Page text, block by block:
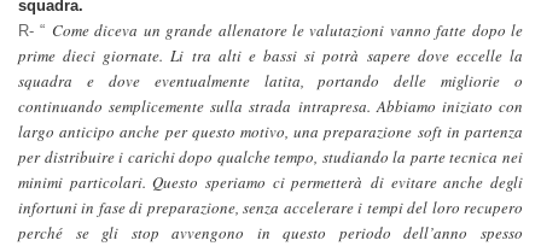
squadra.
R- “ Come diceva un grande allenatore le valutazioni vanno fatte dopo le
prime dieci giornate. Li tra alti e bassi si potrà sapere dove eccelle la
squadra e dove eventualmente latita, portando delle migliorie o
continuando semplicemente sulla strada intrapresa. Abbiamo iniziato con
largo anticipo anche per questo motivo, una preparazione soft in partenza
per distribuire i carichi dopo qualche tempo, studiando la parte tecnica nei
minimi particolari. Questo speriamo ci permetterà di evitare anche degli
infortuni in fase di preparazione, senza accelerare i tempi del loro recupero
perché se gli stop avvengono in questo periodo dell’anno spesso